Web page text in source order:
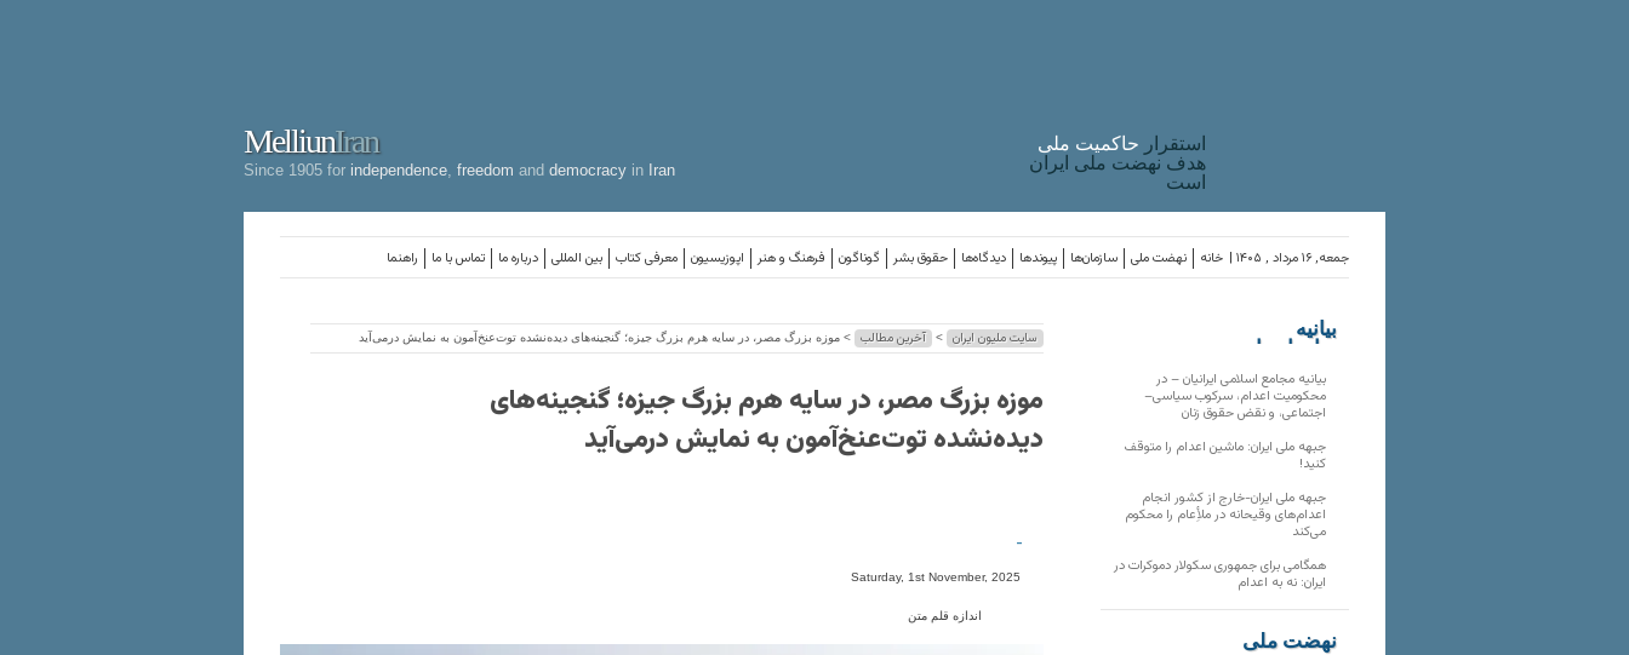
MelliunIran
Since 1905 for independence freedom and democracy in Iran
استقرار حاکميت ملی
هدف نهضت ملی ایران
است
راهنما تماس با ما درباره ما بین المللی معرفی کتاب اپوزیسیون فرهنگ و هنر گوناگون حقوق بشر دیدگاه‌ها پیوندها سازمان‌ها نهضت ملی خانه جمعه, ۱۶ مرداد , ۱۴۰۵ |
سایت ملیون ایران > آخرین مطالب > موزه بزرگ مصر، در سایه هرم بزرگ جیزه؛ گنجینه‌های دیده‌نشده توت‌عنخ‌آمون به نمایش درمی‌آید
موزه بزرگ مصر، در سایه هرم بزرگ جیزه؛ گنجینه‌های
دیده‌نشده توت‌عنخ‌آمون به نمایش درمی‌آید
-
Saturday, 1st November, 2025
اندازه قلم متن
بیانیه
سازمان‌های
بیانیه مجامع اسلامی ایرانیان – در
محکومیت اعدام، سرکوب سیاسی–
اجتماعی، و نقض حقوق زنان
جبهه ملی ایران: ماشین اعدام را متوقف
کنید!
جبهه ملی ایران-خارج از کشور انجام
اعدام‌های وقیحانه در ملأِعام را محکوم
می‌کند
همگامی برای جمهوری سکولار دموکرات در
ایران: نه به اعدام
نهضت ملی